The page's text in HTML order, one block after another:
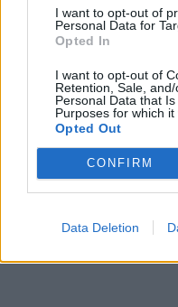
I want to opt-out of
Personal Data for
Opted In
I want to opt-out of
Retention, Sale,
Personal Data that
Purposes for which it
Opted Out
CONFIRM
Data Deletion
Εγγραφή στο
ΕΓΓΡΑΦΗ